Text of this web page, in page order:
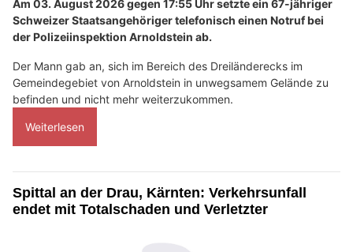
Am 03. August 2026 gegen 17:55 Uhr setzte ein 67-jähriger
Schweizer Staatsangehöriger telefonisch einen Notruf bei
der Polizeiinspektion Arnoldstein ab.
Der Mann gab an, sich im Bereich des Dreiländerecks im
Gemeindegebiet von Arnoldstein in unwegsamem Gelände zu
befinden und nicht mehr weiterzukommen.
Weiterlesen
Spittal an der Drau, Kärnten: Verkehrsunfall
endet mit Totalschaden und Verletzter